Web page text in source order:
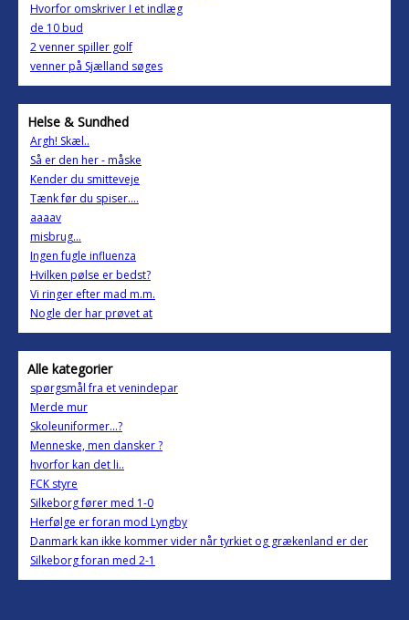
Hvorfor omskriver I et indlæg
de 10 bud
2 venner spiller golf
venner på Sjælland søges
Helse & Sundhed
Argh! Skæl..
Så er den her - måske
Kender du smitteveje
Tænk før du spiser....
aaaav
misbrug...
Ingen fugle influenza
Hvilken pølse er bedst?
Vi ringer efter mad m.m.
Nogle der har prøvet at
Alle kategorier
spørgsmål fra et venindepar
Merde mur
Skoleuniformer...?
Menneske, men dansker ?
hvorfor kan det li..
FCK styre
Silkeborg fører med 1-0
Herfølge er foran mod Lyngby
Danmark kan ikke kommer vider når tyrkiet og grækenland er der
Silkeborg foran med 2-1